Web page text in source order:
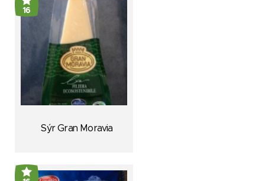
16
Sýr Gran Moravia